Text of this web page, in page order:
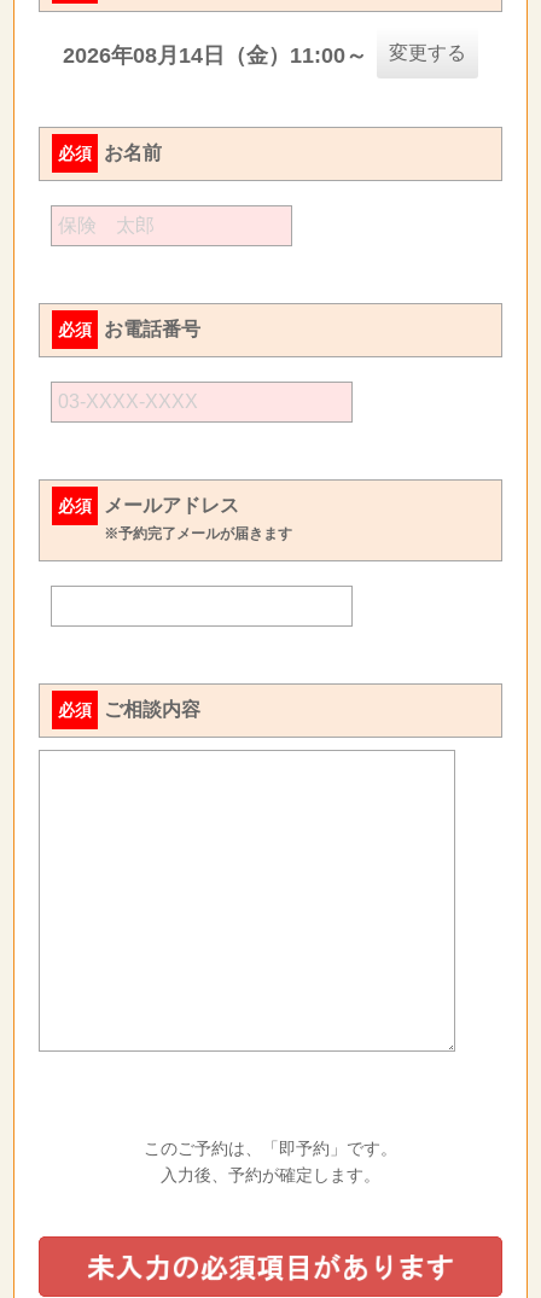
2026年08月14日（金）11:00～ 変更する
必須 お名前
必須 お電話番号
必須 メールアドレス
※予約完了メールが届きます
必須 ご相談内容
このご予約は、「即予約」です。
入力後、予約が確定します。